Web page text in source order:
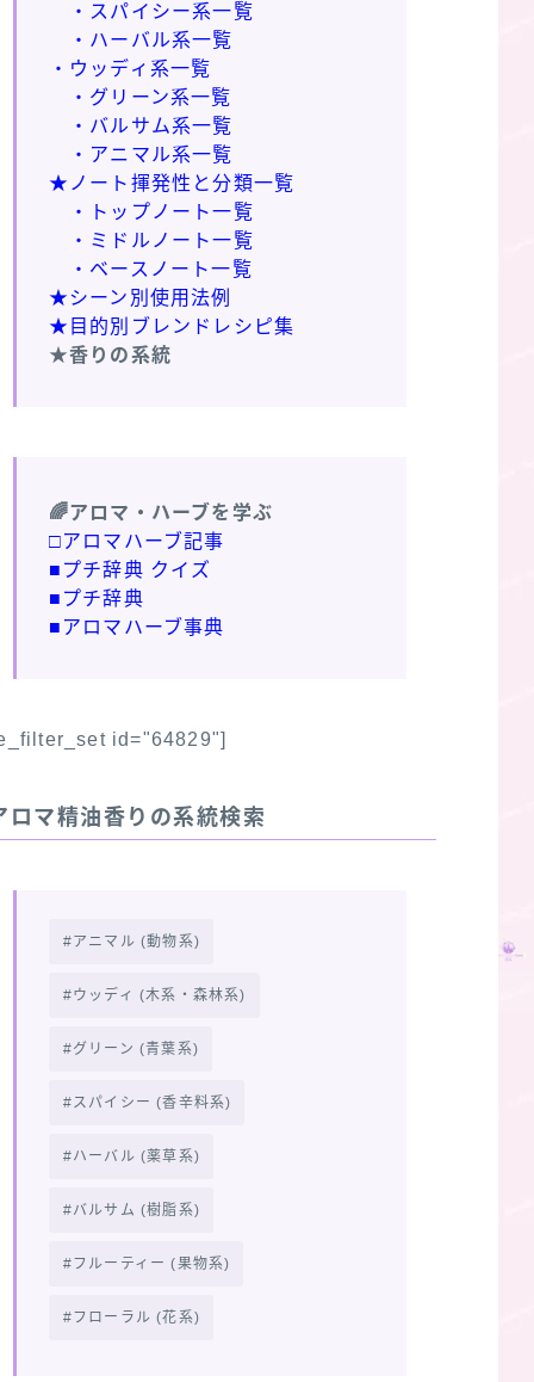
・スパイシー系一覧
・ハーバル系一覧
・ウッディ系一覧
・グリーン系一覧
・バルサム系一覧
・アニマル系一覧
★ノート揮発性と分類一覧
・トップノート一覧
・ミドルノート一覧
・ベースノート一覧
★シーン別使用法例
★目的別ブレンドレシピ集
★香りの系統
🌈アロマ・ハーブを学ぶ
□アロマハーブ記事
■プチ辞典 クイズ
■プチ辞典
■アロマハーブ事典
id="64829"]
ロマ精油香りの系統検索
アニマル (動物系)
ウッディ (木系・森林系)
グリーン (青葉系)
スパイシー (香辛料系)
ハーバル (薬草系)
バルサム (樹脂系)
フルーティー (果物系)
フローラル (花系)